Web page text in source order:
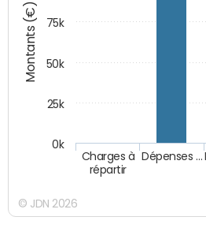
Montants (€)
Charges à
répartir
Dépenses …
0k
25k
50k
75k
© JDN 2026